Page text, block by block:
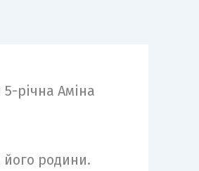
річна Аміна
родини.